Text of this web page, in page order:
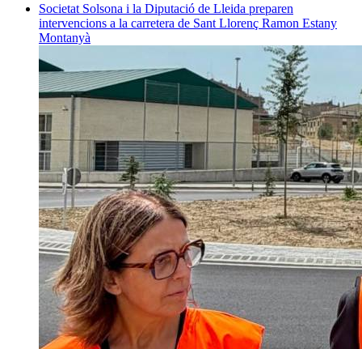
Societat Solsona i la Diputació de Lleida preparen
intervencions a la carretera de Sant Llorenç Ramon Estany
Montanyà